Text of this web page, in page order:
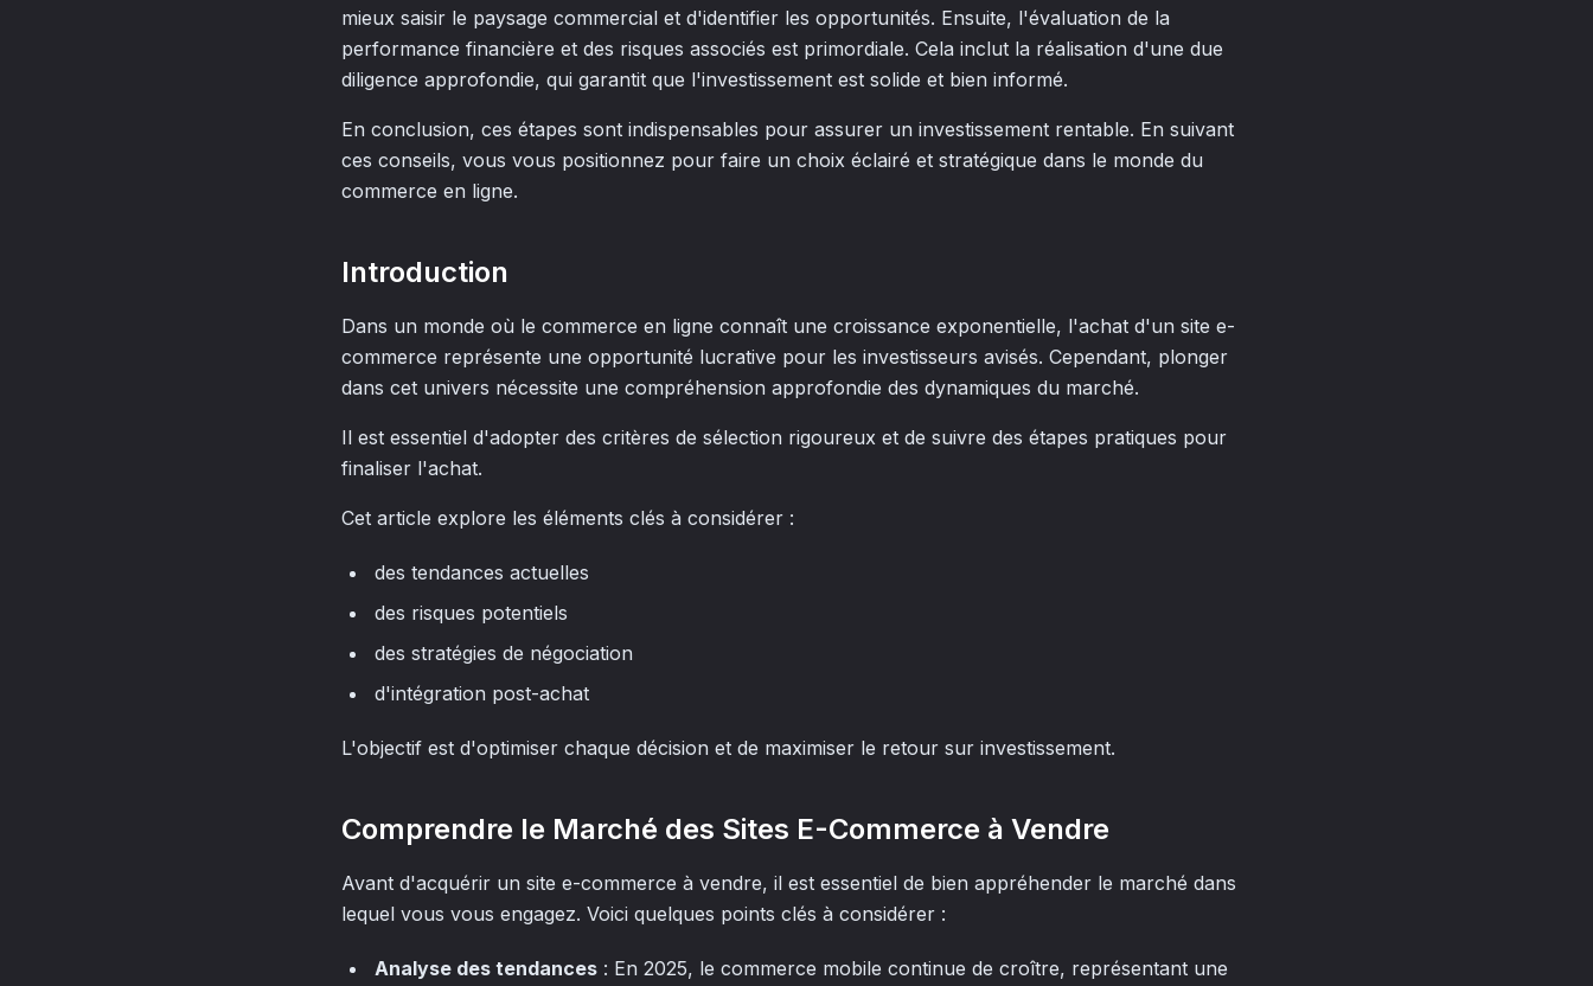
mieux saisir le paysage commercial et d'identifier les opportunités. Ensuite, l'évaluation de la
performance financière et des risques associés est primordiale. Cela inclut la réalisation d'une due
diligence approfondie, qui garantit que l'investissement est solide et bien informé.
En conclusion, ces étapes sont indispensables pour assurer un investissement rentable. En suivant
ces conseils, vous vous positionnez pour faire un choix éclairé et stratégique dans le monde du
commerce en ligne.
Introduction
Dans un monde où le commerce en ligne connaît une croissance exponentielle, l'achat d'un site e-
commerce représente une opportunité lucrative pour les investisseurs avisés. Cependant, plonger
dans cet univers nécessite une compréhension approfondie des dynamiques du marché.
Il est essentiel d'adopter des critères de sélection rigoureux et de suivre des étapes pratiques pour
finaliser l'achat.
Cet article explore les éléments clés à considérer :
des tendances actuelles
des risques potentiels
des stratégies de négociation
d'intégration post-achat
L'objectif est d'optimiser chaque décision et de maximiser le retour sur investissement.
Comprendre le Marché des Sites E-Commerce à Vendre
Avant d'acquérir un site e-commerce à vendre, il est essentiel de bien appréhender le marché dans
lequel vous vous engagez. Voici quelques points clés à considérer :
Analyse des tendances : En 2025, le commerce mobile continue de croître, représentant une